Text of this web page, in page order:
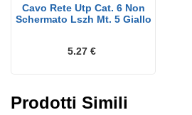
Cavo Rete Utp Cat. 6 Non
Schermato Lszh Mt. 5 Giallo
5.27 €
Prodotti Simili